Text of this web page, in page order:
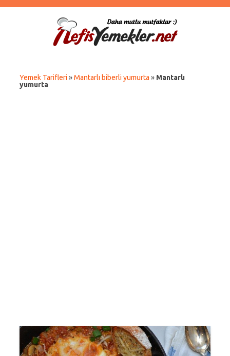
Yemek Tarifleri »Mantarlı biberli yumurta » Mantarlı
yumurta